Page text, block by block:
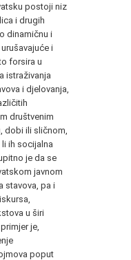
postoji niz
i drugih
dinamičnu i
i
forsira u
istraživanja
i djelovanja,
društvenim
dobi ili sličnom,
ih socijalna
je da se
javnom
stavova, pa i
u širi
je,
poput